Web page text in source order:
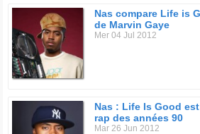
Nas compare Life is
de Marvin Gaye
Mer 04 Jul 2012
Nas : Life Is Good
rap des années 90
Mar 26 Jun 2012